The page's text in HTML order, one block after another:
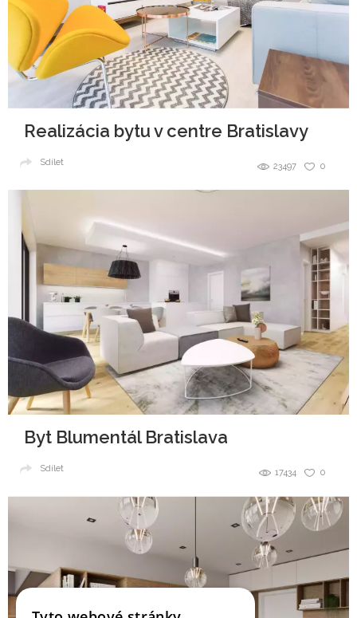
Realizácia bytu v centre Bratislavy
0
23497
Sdílet
Byt Blumentál Bratislava
0
17434
Sdílet